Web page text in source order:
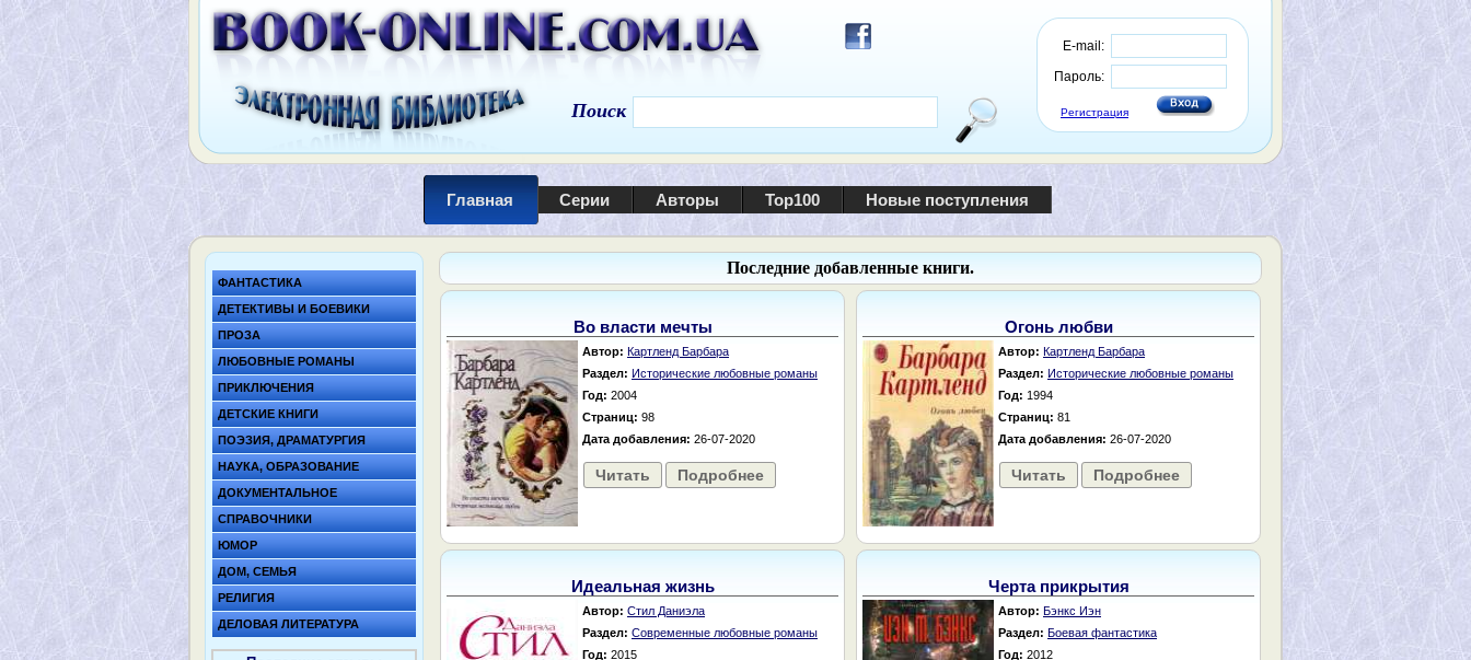
E-mail:
Пароль:
Регистрация
Поиск
Главная Серии Авторы Top100 Новые поступления
ФАНТАСТИКА
ДЕТЕКТИВЫ И БОЕВИКИ
ПРОЗА
ЛЮБОВНЫЕ РОМАНЫ
ПРИКЛЮЧЕНИЯ
ДЕТСКИЕ КНИГИ
ПОЭЗИЯ, ДРАМАТУРГИЯ
НАУКА, ОБРАЗОВАНИЕ
ДОКУМЕНТАЛЬНОЕ
СПРАВОЧНИКИ
ЮМОР
ДОМ, СЕМЬЯ
РЕЛИГИЯ
ДЕЛОВАЯ ЛИТЕРАТУРА
Последние добавленные книги.
Во власти мечты
Автор: Картленд Барбара
Раздел: Исторические любовные романы
Год: 2004
Страниц: 98
Дата добавления: 26-07-2020
Читать Подробнее
Огонь любви
Автор: Картленд Барбара
Раздел: Исторические любовные романы
Год: 1994
Страниц: 81
Дата добавления: 26-07-2020
Читать Подробнее
Идеальная жизнь
Автор: Стил Даниэла
Раздел: Современные любовные романы
Год: 2015
Черта прикрытия
Автор: Бэнкс Иэн
Раздел: Боевая фантастика
Год: 2012